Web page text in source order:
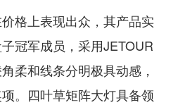
格上表现出众，其产品实
冠军成员，采用JETOUR
柔和线条分明极具动感，
。四叶草矩阵大灯具备领